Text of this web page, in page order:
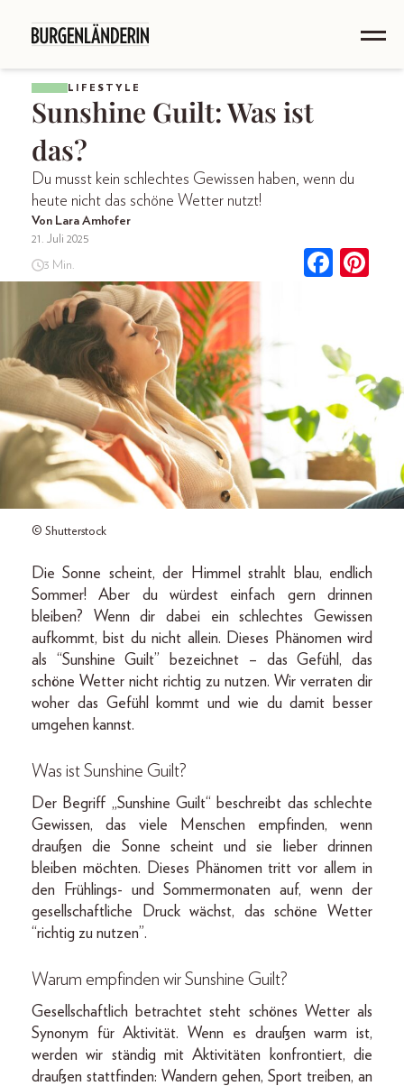
LIFESTYLE
Sunshine Guilt: Was ist
das?
Du musst kein schlechtes Gewissen haben, wenn du
heute nicht das schöne Wetter nutzt!
Von Lara Amhofer
21. Juli 2025
3 Min.
© Shutterstock
Die Sonne scheint, der Himmel strahlt blau, endlich
Sommer! Aber du würdest einfach gern drinnen
bleiben? Wenn dir dabei ein schlechtes Gewissen
aufkommt, bist du nicht allein. Dieses Phänomen wird
als “Sunshine Guilt” bezeichnet – das Gefühl, das
schöne Wetter nicht richtig zu nutzen. Wir verraten dir
woher das Gefühl kommt und wie du damit besser
umgehen kannst.
Was ist Sunshine Guilt?
Der Begriff „Sunshine Guilt“ beschreibt das schlechte
Gewissen, das viele Menschen empfinden, wenn
draußen die Sonne scheint und sie lieber drinnen
bleiben möchten. Dieses Phänomen tritt vor allem in
den Frühlings- und Sommermonaten auf, wenn der
gesellschaftliche Druck wächst, das schöne Wetter
“richtig zu nutzen”.
Warum empfinden wir Sunshine Guilt?
Gesellschaftlich betrachtet steht schönes Wetter als
Synonym für Aktivität. Wenn es draußen warm ist,
werden wir ständig mit Aktivitäten konfrontiert, die
draußen stattfinden: Wandern gehen, Sport treiben, an